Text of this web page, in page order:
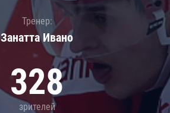
Тренер:
Занатта Иванo
328
зрителей